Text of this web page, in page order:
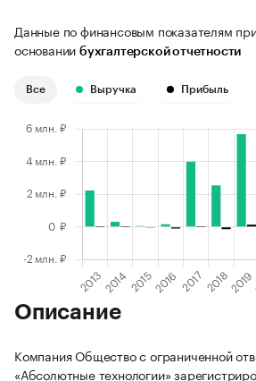
Данные по финансовым показателям
основании бухгалтерской отчетности
Все Выручка Прибыль
Описание
Компания Общество с ограниченной
«Абсолютные технологии»